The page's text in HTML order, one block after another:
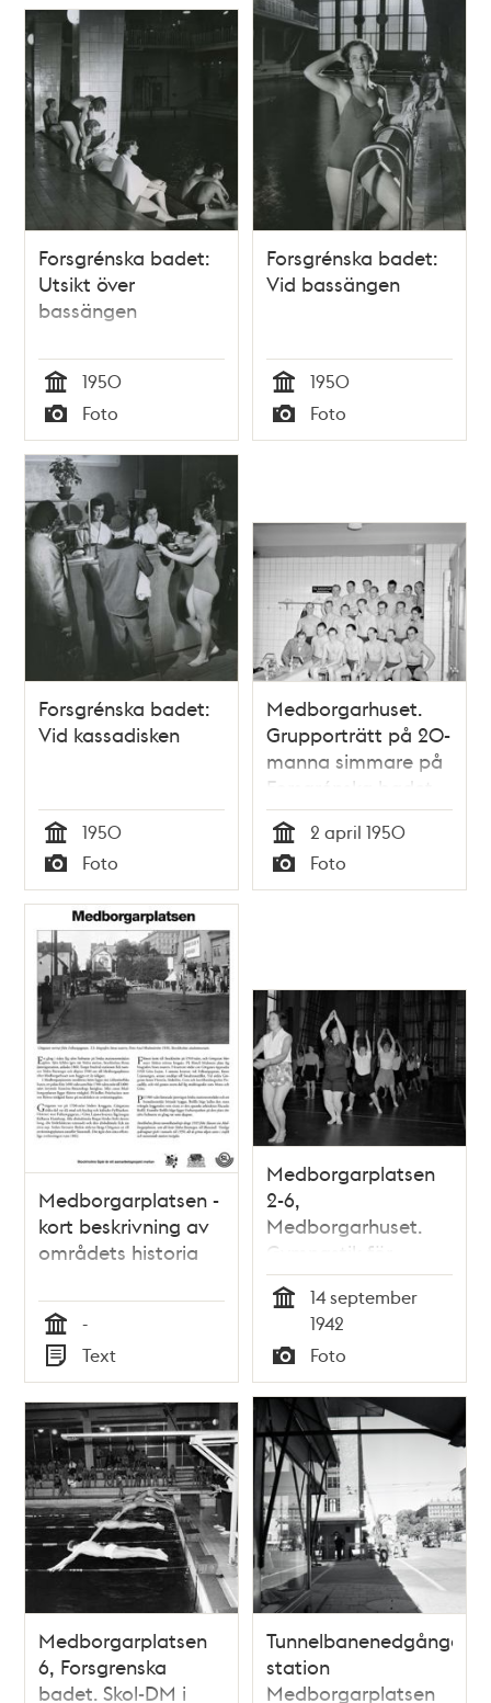
Forsgrénska badet:
Utsikt över
bassängen
Tid
1950
Typ
Foto
Forsgrénska badet:
Vid bassängen
Tid
1950
Typ
Foto
Forsgrénska badet:
Vid kassadisken
Tid
1950
Typ
Foto
Medborgarhuset.
Grupporträtt på 20-
manna simmare på
Forsgrénska badet
Tid
2 april 1950
Typ
Foto
Medborgarplatsen -
kort beskrivning av
områdets historia
Tid
-
Typ
Text
Medborgarplatsen
2-6,
Medborgarhuset.
Gymnastik för
mammor
14 september
1942
Typ
Foto
Medborgarplatsen
6, Forsgrenska
badet. Skol-DM i
Tunnelbanenedgången
station
Medborgarplatsen